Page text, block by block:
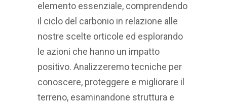
elemento essenziale, comprendendo
il ciclo del carbonio in relazione alle
nostre scelte orticole ed esplorando
le azioni che hanno un impatto
positivo. Analizzeremo tecniche per
conoscere, proteggere e migliorare il
terreno, esaminandone struttura e